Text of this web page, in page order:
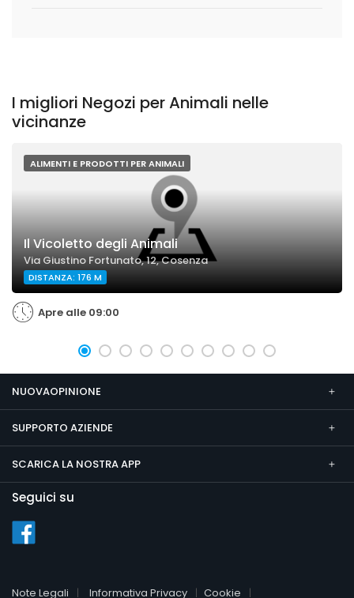
I migliori Negozi per Animali nelle
vicinanze
ALIMENTI E PRODOTTI PER ANIMALI
Il Vicoletto degli Animali
Via Giustino Fortunato, 12, Cosenza
DISTANZA: 176 M
Apre alle 09:00
NUOVAOPINIONE
SUPPORTO AZIENDE
SCARICA LA NOSTRA APP
Seguici su
Note Legali Informativa Privacy Cookie